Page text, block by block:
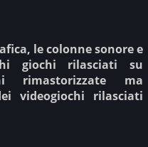
le colonne sonore e
giochi rilasciati su
rimastorizzate ma
videogiochi rilasciati